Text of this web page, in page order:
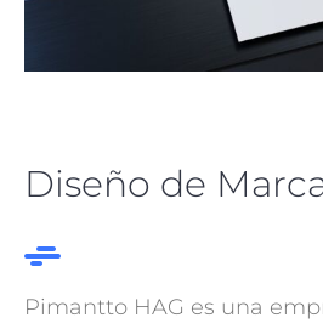
Diseño de
Pimantto HAG es una